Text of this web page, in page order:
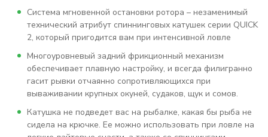
Система мгновенной остановки ротора – незаменимый
технический атрибут спиннинговых катушек серии QUICK
2, который пригодится вам при интенсивной ловле
Многоуровневый задний фрикционный механизм
обеспечивает плавную настройку, и всегда филигранно
гасит рывки отчаянно сопротивляющихся при
вываживании крупных окуней, судаков, щук и сомов.
Катушка не подведет вас на рыбалке, какая бы рыба не
сидела на крючке. Ее можно использовать при ловле на